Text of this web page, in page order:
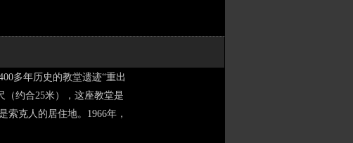
多年历史的教堂遗迹“重出
（约合25米），这座教堂是
克人的居住地。1966年，